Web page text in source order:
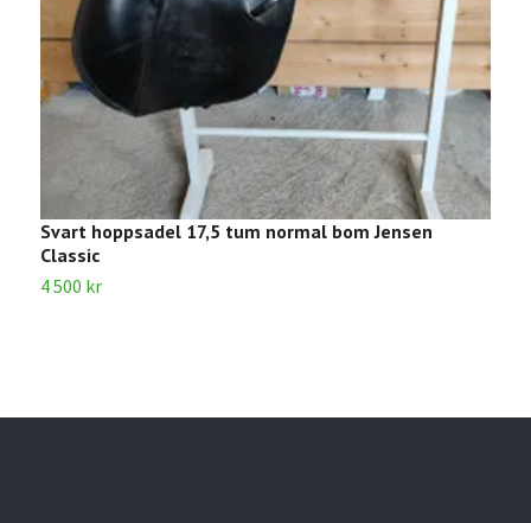
Svart hoppsadel 17,5 tum normal bom Jensen
Classic
4 500 kr